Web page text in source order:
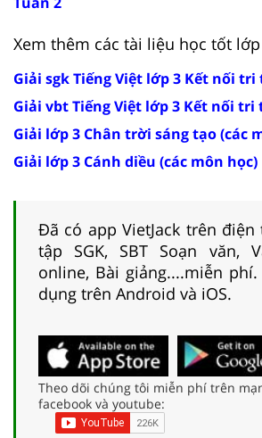
Xem thêm các tài liệu học tốt
Giải sgk Tiếng Việt lớp 3 Kết nối
Giải vbt Tiếng Việt lớp 3 Kết nối tri
Giải lớp 3 Chân trời sáng tạo (các
Giải lớp 3 Cánh diều (các môn học)
Đã có app VietJack trên điện
tập SGK, SBT Soạn văn,
online, Bài giảng....miễn
dụng trên Android và iOS.
Theo dõi chúng tôi miễn phí trên
facebook và youtube: